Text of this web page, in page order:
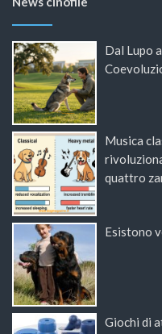
Dal Lupo
Musica
quattro
Esistono
Giochi di